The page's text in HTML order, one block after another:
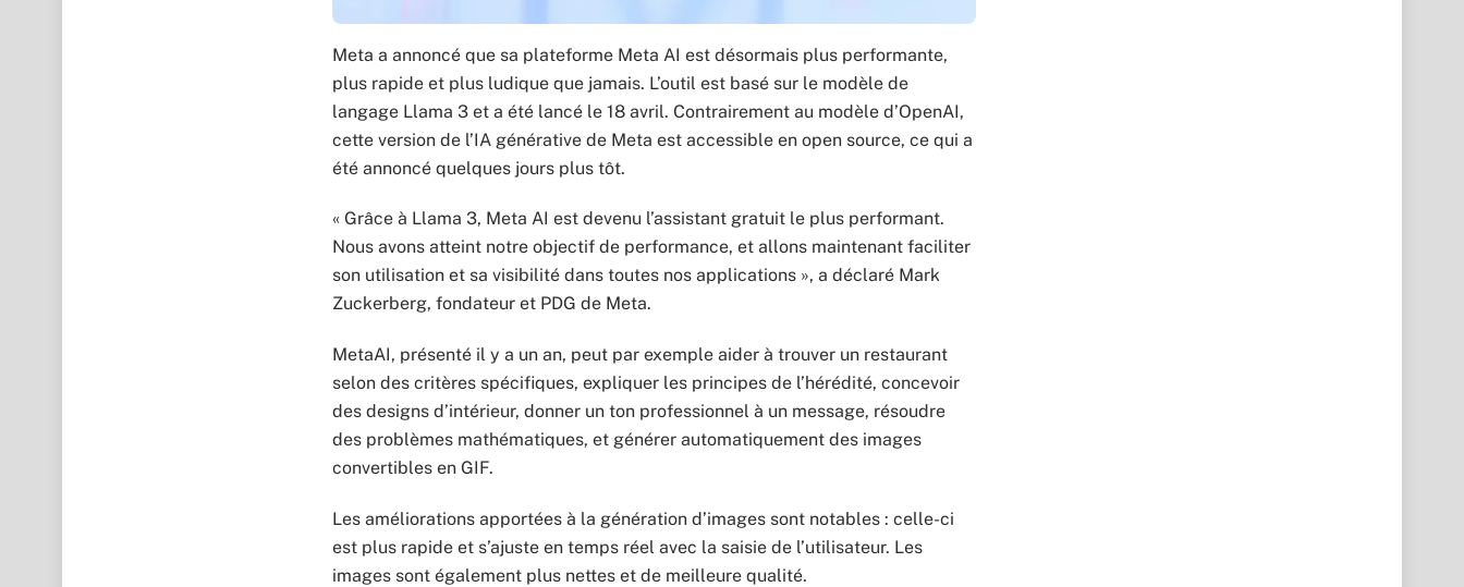
Meta a annoncé que sa plateforme Meta AI est désormais plus performante,
plus rapide et plus ludique que jamais. L’outil est basé sur le modèle de
langage Llama 3 et a été lancé le 18 avril. Contrairement au modèle d’OpenAI,
cette version de l’IA générative de Meta est accessible en open source, ce qui a
été annoncé quelques jours plus tôt.
« Grâce à Llama 3, Meta AI est devenu l’assistant gratuit le plus performant.
Nous avons atteint notre objectif de performance, et allons maintenant faciliter
son utilisation et sa visibilité dans toutes nos applications », a déclaré Mark
Zuckerberg, fondateur et PDG de Meta.
MetaAI, présenté il y a un an, peut par exemple aider à trouver un restaurant
selon des critères spécifiques, expliquer les principes de l’hérédité, concevoir
des designs d’intérieur, donner un ton professionnel à un message, résoudre
des problèmes mathématiques, et générer automatiquement des images
convertibles en GIF.
Les améliorations apportées à la génération d’images sont notables : celle-ci
est plus rapide et s’ajuste en temps réel avec la saisie de l’utilisateur. Les
images sont également plus nettes et de meilleure qualité.